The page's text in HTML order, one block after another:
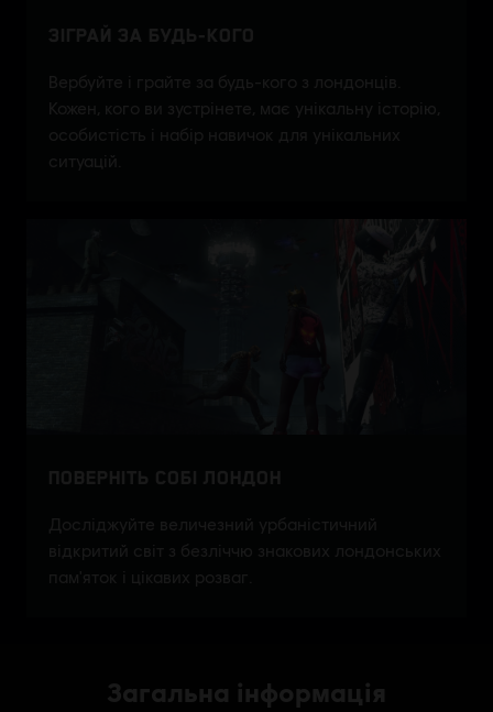
Загальна інформація